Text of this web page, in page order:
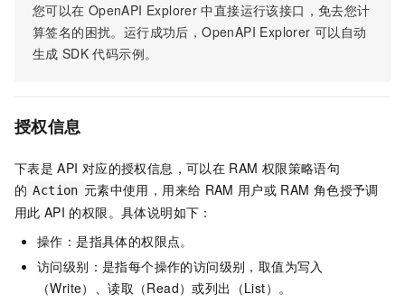
您可以在 OpenAPI Explorer 中直接运行该接口，免去您计
算签名的困扰。运行成功后，OpenAPI Explorer 可以自动
生成 SDK 代码示例。
授权信息
下表是 API 对应的授权信息，可以在 RAM 权限策略语句
的 Action 元素中使用，用来给 RAM 用户或 RAM 角色授予调
用此 API 的权限。具体说明如下：
操作：是指具体的权限点。
访问级别：是指每个操作的访问级别，取值为写入
（Write）、读取（Read）或列出（List）。